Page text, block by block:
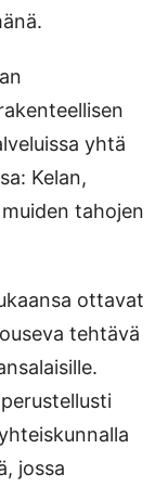
yhtä
Kelan,
tahojen
ottavat
tehtävä
jossa